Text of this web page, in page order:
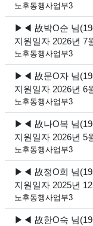
노후동행사업부3
▶◀ 故박O순 님
지원일자 2026년 7
노후동행사업부3
▶◀ 故문O자 님
지원일자 2026년 6
노후동행사업부3
▶◀ 故나O복 님
지원일자 2026년 5
노후동행사업부3
▶◀ 故정O희 님
지원일자 2025년
노후동행사업부3
▶◀ 故한O숙 님